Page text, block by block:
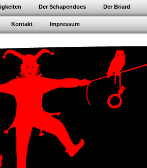
Der Schapendoes Der Briard
Kontakt Impressum